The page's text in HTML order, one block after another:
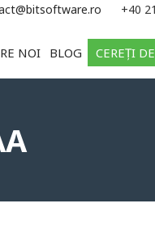
+40
NOI BLOG CEREȚI